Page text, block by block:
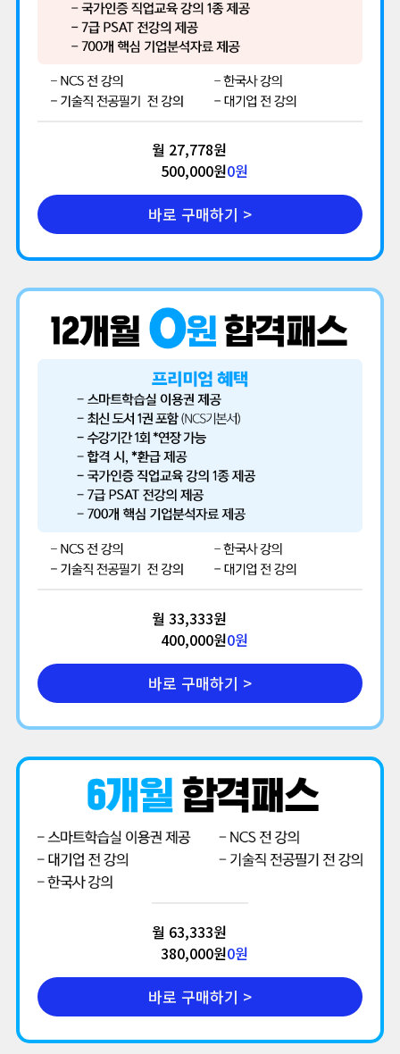
월 27,778원
500,000원0원
바로 구매하기 >
월 33,333원
400,000원0원
바로 구매하기 >
월 63,333원
380,000원0원
바로 구매하기 >